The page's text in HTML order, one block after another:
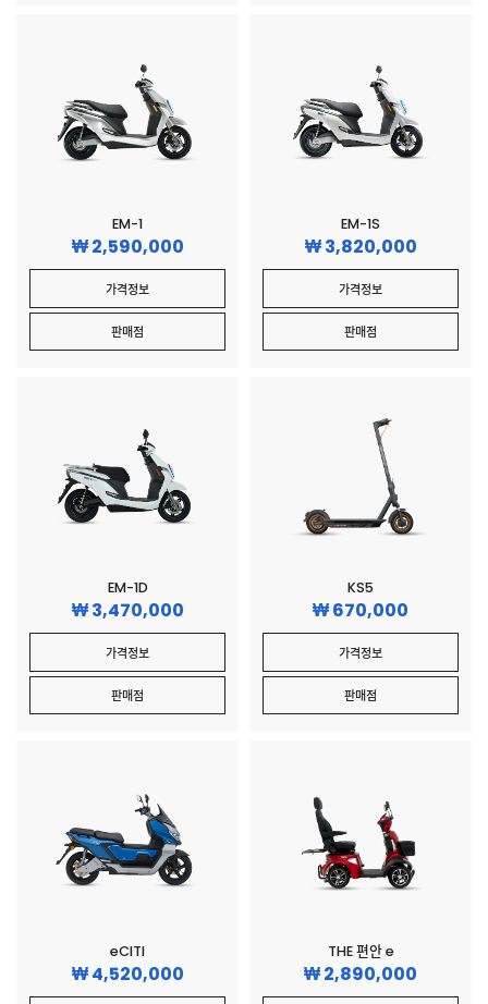
EM-1
2,590,000
가격정보
판매점
EM-1S
3,820,000
가격정보
판매점
EM-1D
3,470,000
가격정보
판매점
KS5
670,000
가격정보
판매점
eCITI
4,520,000
THE 편안 e
2,890,000